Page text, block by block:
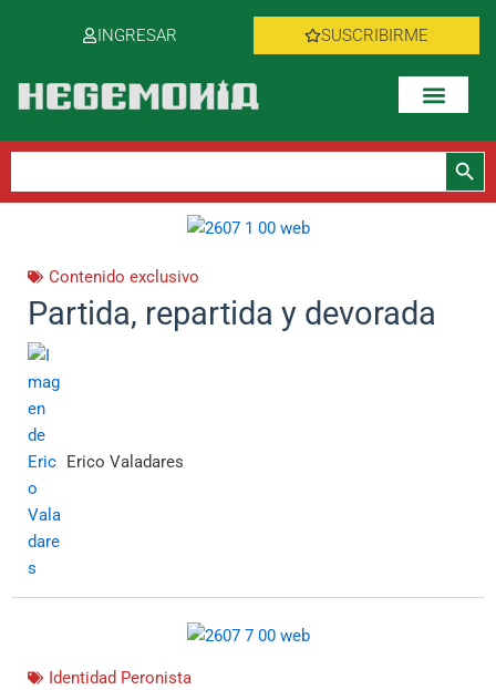
INGRESAR SUSCRIBIRME
Botón de
Contenido exclusivo
Partida, repartida y devorada
Erico Valadares
Identidad Peronista